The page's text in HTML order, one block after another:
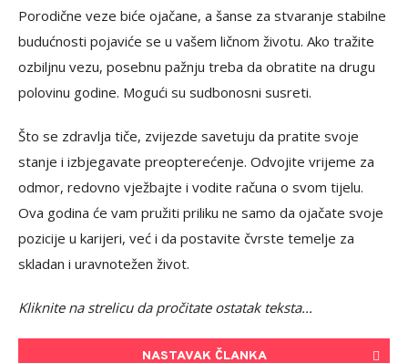
Porodične veze biće ojačane, a šanse za stvaranje stabilne
budućnosti pojaviće se u vašem ličnom životu. Ako tražite
ozbiljnu vezu, posebnu pažnju treba da obratite na drugu
polovinu godine. Mogući su sudbonosni susreti.
Što se zdravlja tiče, zvijezde savetuju da pratite svoje
stanje i izbjegavate preopterećenje. Odvojite vrijeme za
odmor, redovno vježbajte i vodite računa o svom tijelu.
Ova godina će vam pružiti priliku ne samo da ojačate svoje
pozicije u karijeri, već i da postavite čvrste temelje za
skladan i uravnotežen život.
Kliknite na strelicu da pročitate ostatak teksta...
NASTAVAK ČLANKA